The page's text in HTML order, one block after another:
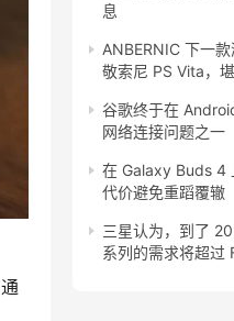
息
ANBERNIC 下一
敬索尼 PS Vita，
谷歌终于在
网络连接问题之一
在 Galaxy Buds 4
代价避免重蹈覆辙
三星认为，到了
系列的需求将超过